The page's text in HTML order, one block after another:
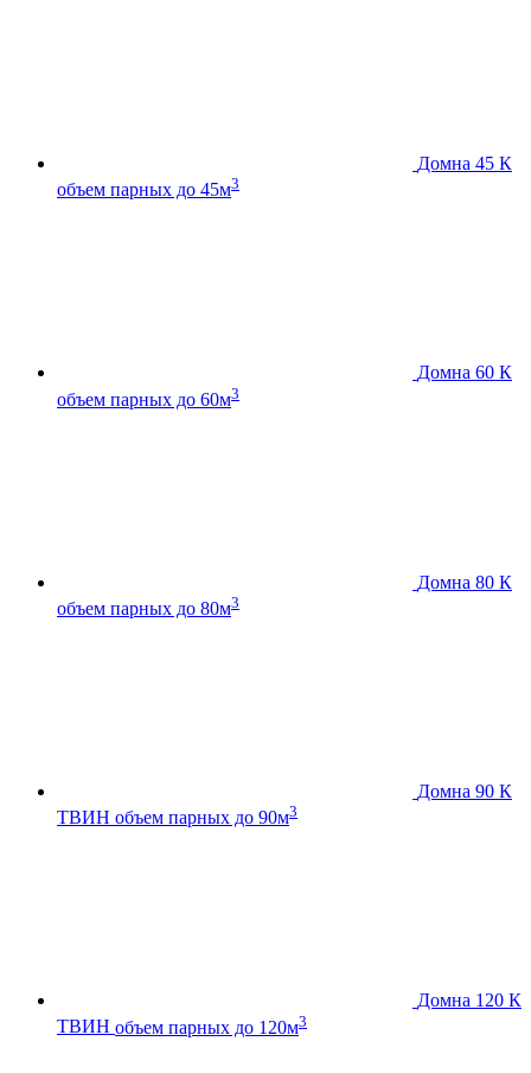
Домна 45 К
объем парных до 45м3
Домна 60 К
объем парных до 60м3
Домна 80 К
объем парных до 80м3
Домна 90 К
ТВИН объем парных до 90м3
Домна 120 К
ТВИН объем парных до 120м3